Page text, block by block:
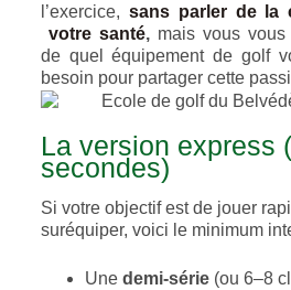
l’exercice, sans parler de
votre santé, mais vous vous
de quel équipement de golf
besoin pour partager cette
La version express
secondes)
Si votre objectif est de jouer
suréquiper, voici le minimum
Une demi-série(ou 6–8